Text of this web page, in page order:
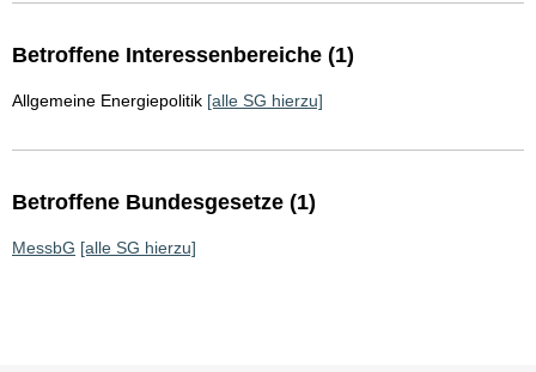
Betroffene Interessenbereiche (1)
Allgemeine Energiepolitik [alle SG hierzu]
Betroffene Bundesgesetze (1)
MessbG [alle SG hierzu]